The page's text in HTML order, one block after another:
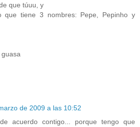
que túuu, y
que tiene 3 nombres: Pepe, Pepinho y
de 2009 a las 10:52
acuerdo contigo... porque tengo que